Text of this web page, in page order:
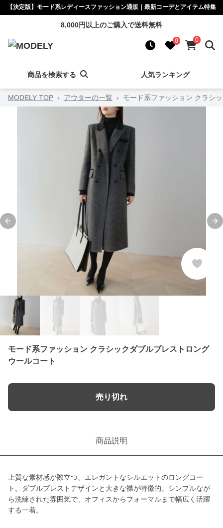
【決定版】モード系レディースファッション通販｜最新コーデとアイテム特集
8,000円以上のご購入で送料無料
0 0
商品を検索する 人気ランキング
MODELY TOP › アウターの一覧 › モード系ファッション クラシ
Previous slide
モード系ファッション クラシックダブルブレストロング
ウールコート
売り切れ
商品説明
上質な素材感が際立つ、エレガントなシルエットのロングコー
ト。ダブルブレストデザインと大きな襟が特徴的。シンプルなが
ら洗練された雰囲気で、オフィスからフォーマルまで幅広く活躍
する一着。